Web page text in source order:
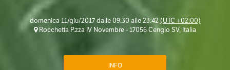
domenica 11/giu/2017 dalle 09:30 alle 23:42 (UTC +02:00)
Rocchetta P.zza IV Novembre - 17056 Cengio SV, Italia
INFO